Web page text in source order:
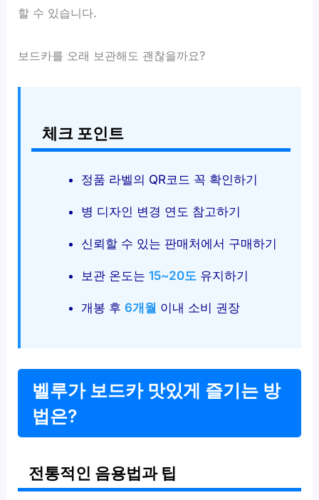
할 수 있습니다.
보드카를 오래 보관해도 괜찮을까요?
체크 포인트
정품 라벨의 QR코드 꼭 확인하기
병 디자인 변경 연도 참고하기
신뢰할 수 있는 판매처에서 구매하기
보관 온도는 15~20도 유지하기
개봉 후 6개월 이내 소비 권장
벨루가 보드카 맛있게 즐기는 방
법은?
전통적인 음용법과 팁